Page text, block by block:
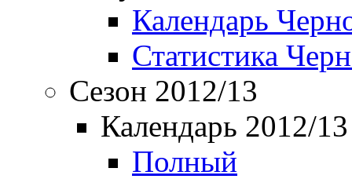
Календарь
Статистика
Сезон 2012/13
Календарь 2012/13
Полный